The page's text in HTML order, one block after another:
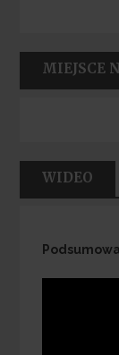
MIEJSCE
WIDEO